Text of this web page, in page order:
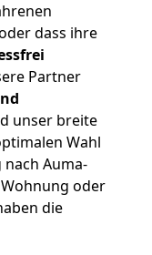
dass ihre
Partner
unser breite
Wahl
Auma-
oder
die